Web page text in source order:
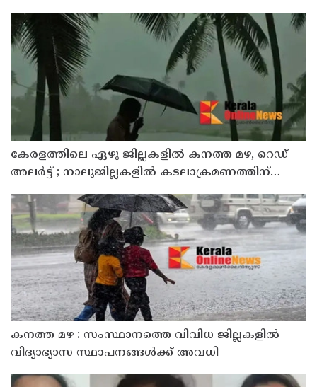
കേരളത്തിലെ ഏഴു ജില്ലകളിൽ കനത്ത മഴ, റെഡ്
അലർട്ട് ; നാലുജില്ലകളിൽ കടലാക്രമണത്തിന്
കനത്ത മഴ : സംസ്ഥാനത്തെ വിവിധ ജില്ലകളിൽ
വിദ്യാഭ്യാസ സ്ഥാപനങ്ങൾക്ക് അവധി